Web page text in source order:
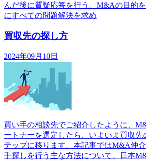
んだ後に質疑応答を行う。M&Aの目的
にすべての問題解決を求め
買収先の探し方
2024年09月10日
買い手の相談先でご紹介したように、
ートナーを選定したら、いよいよ買収先
テップに移ります。本記事ではM&A仲
手探しを行う主な方法について、日本